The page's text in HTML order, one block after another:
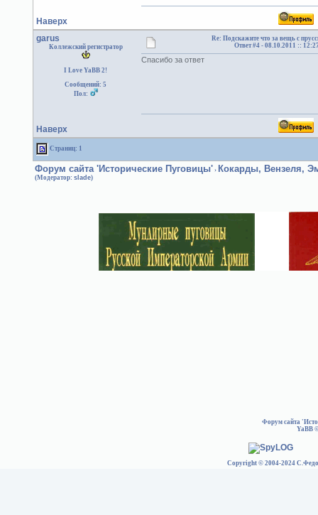
Наверх
garus
Коллежский регистратор
I Love YaBB 2!
Сообщений: 5
Пол:
Re: Подскажите что за вещь с
Ответ #4 -08.10.2011 ::
Спасибо за ответ
Наверх
Страниц: 1
Форум сайта 'Исторические Пуговицы' › Кокарды, Вензеля,
(Модератор: slade)
Форум сайта
YaBB
Copyright © 2004-2024